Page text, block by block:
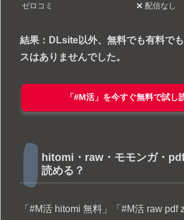
ゼロコミ
❌ 配信なし
結果：DLsite以外、無料でも有料で
スはありませんでした。
「#M活」を今すぐ無料で試し
hitomi・raw・モモンガ・
読める？
「#M活 hitomi 無料」「#M活 raw pdf